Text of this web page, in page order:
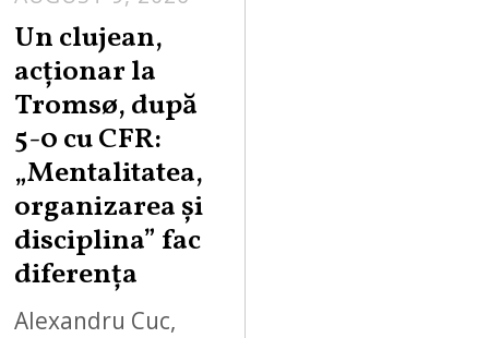
Un clujean,
acționar la
Tromsø, după
5-0 cu CFR:
„Mentalitatea,
organizarea și
disciplina” fac
diferența
Alexandru Cuc,